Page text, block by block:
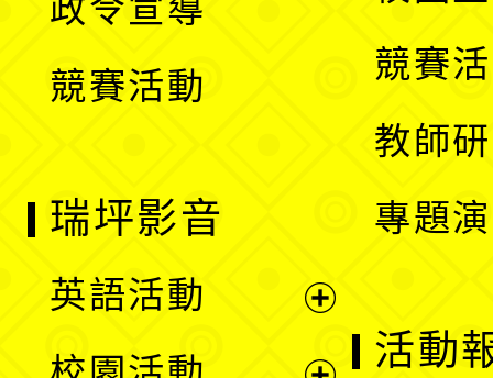
政令宣導
競賽活動
競賽
教師
專題
瑞坪影音
英語活動
活動